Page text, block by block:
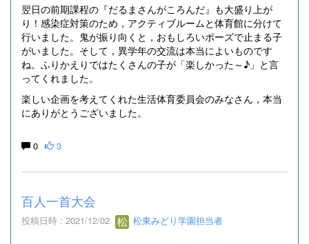
翌日の前期課程の『だるまさんがころんだ』も大盛り上が
り！感染症対策のため，アクティブルームと体育館に分けて
行いました。鬼が振り向くと，おもしろいポーズで止まる子
がいました。そして，異学年の交流は本当によいものです
ね。ふりかえりではたくさんの子が「楽しかった～♪」と言
ってくれました。
楽しい企画を考えてくれた生活体育委員会のみなさん，本当
にありがとうございました。
0 3
百人一首大会
投稿日時 : 2021/12/02 松東みどり学園担当者